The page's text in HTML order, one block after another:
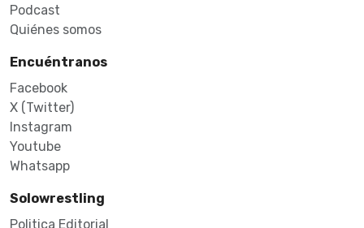
Podcast
Quiénes somos
Encuéntranos
Facebook
X (Twitter)
Instagram
Youtube
Whatsapp
Solowrestling
Politica Editorial